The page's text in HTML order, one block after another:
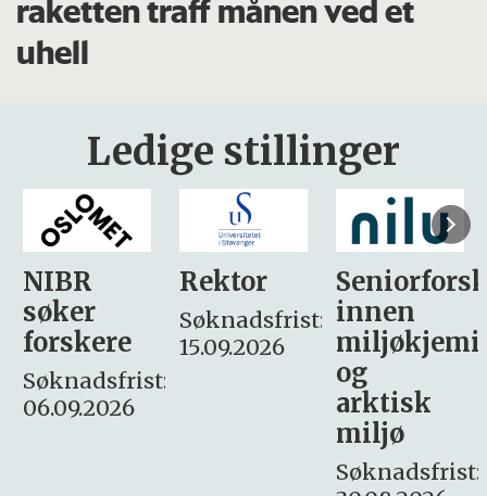
raketten traff månen ved et
uhell
Ledige stillinger
Rektor
Søknadsfrist:
15.09.2026
Seniorforsker
innen
miljøkjemi
søker
– fast
Søknadsfrist:
16. august.